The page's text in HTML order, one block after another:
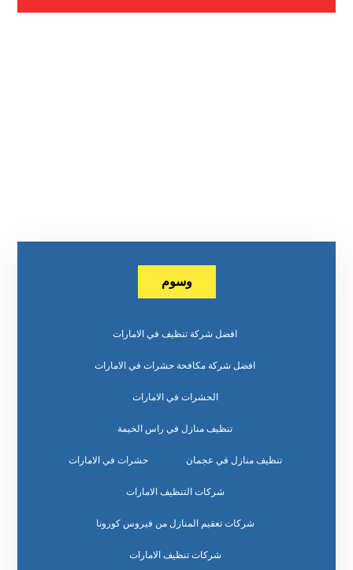
وسوم
افضل شركة تنظيف في الامارات
افضل شركة مكافحة حشرات في الامارات
الحشرات في الامارات
تنظيف منازل في راس الخيمة
تنظيف منازل في عجمان حشرات في الامارات
شركات التنظيف الامارات
شركات تعقيم المنازل من فيروس كورونا
شركات تنظيف الامارات